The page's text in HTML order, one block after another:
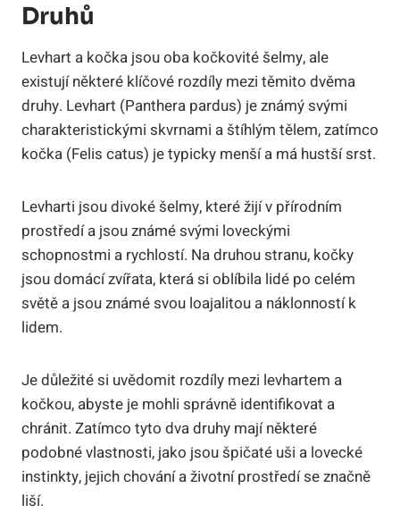
Druhů
Levhart a kočka jsou oba kočkovité šelmy, ale
existují některé klíčové rozdíly mezi těmito dvěma
druhy. Levhart (Panthera pardus) je známý svými
charakteristickými skvrnami a štíhlým tělem, zatímco
kočka (Felis catus) je typicky menší a má hustší srst.
Levharti jsou divoké šelmy, které žijí v přírodním
prostředí a jsou známé svými loveckými
schopnostmi a rychlostí. Na druhou stranu, kočky
jsou domácí zvířata, která si oblíbila lidé po celém
světě a jsou známé svou loajalitou a náklonností k
lidem.
Je důležité si uvědomit rozdíly mezi levhartem a
kočkou, abyste je mohli správně identifikovat a
chránit. Zatímco tyto dva druhy mají některé
podobné vlastnosti, jako jsou špičaté uši a lovecké
instinkty, jejich chování a životní prostředí se značně
liší.